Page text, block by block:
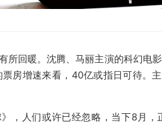
所回暖。沈腾、马丽主演的科幻电
房增速来看，40亿或指日可待。
，人们或许已经忽略，当下8月